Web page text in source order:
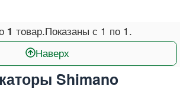
1 товар.Показаны с 1 по 1 .
Наверх
Shimano